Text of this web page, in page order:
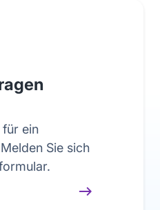
ein
Sie sich